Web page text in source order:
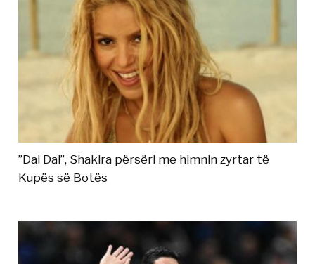
”Dai Dai”, Shakira përsëri me himnin zyrtar të
Kupës së Botës